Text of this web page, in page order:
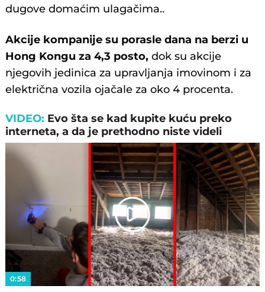
dugove domaćim ulagačima..
Akcije kompanije su porasle dana na berzi u
Hong Kongu za 4,3 posto, dok su akcije
njegovih jedinica za upravljanja imovinom i za
električna vozila ojačale za oko 4 procenta.
VIDEO: Evo šta se kad kupite kuću preko
interneta, a da je prethodno niste videli
Play
Video
0:58